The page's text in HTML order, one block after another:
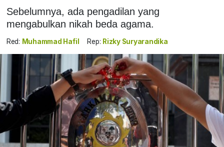
Sebelumnya, ada pengadilan yang
mengabulkan nikah beda agama.
Red: Muhammad Hafil Rep: Rizky Suryarandika